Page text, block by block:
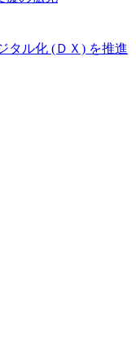
タル化 (ＤＸ) を推進